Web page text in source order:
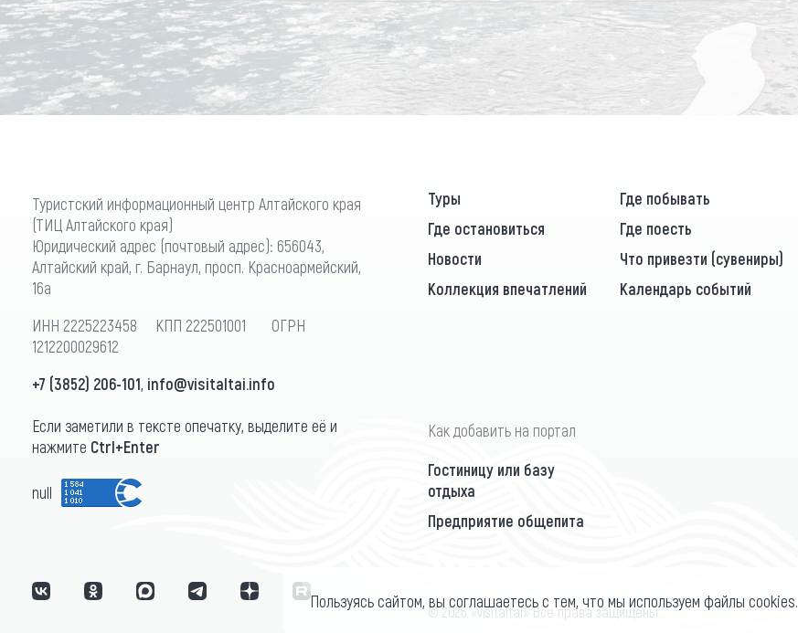
Туристский информационный центр Алтайского края
(ТИЦ Алтайского края)
Юридический адрес (почтовый адрес): 656043,
Алтайский край, г. Барнаул, просп. Красноармейский,
16а
ИНН 2225223458 КПП 222501001 ОГРН
1212200029612
+7 (3852) 206-101, info@visitaltai.info
Если заметили в тексте опечатку, выделите её и
нажмите Ctrl+Enter
null
Туры Где побывать
Где остановиться
Где поесть
Новости
Что привезти (сувениры)
Коллекция впечатлений
Календарь событий
Как добавить на портал
Гостиницу или базу
отдыха
Предприятие общепита
© 2026 «visitaltai» Все права защищены.
Пользуясь сайтом, вы соглашаетесь с тем, что мы используем файлы cookies.